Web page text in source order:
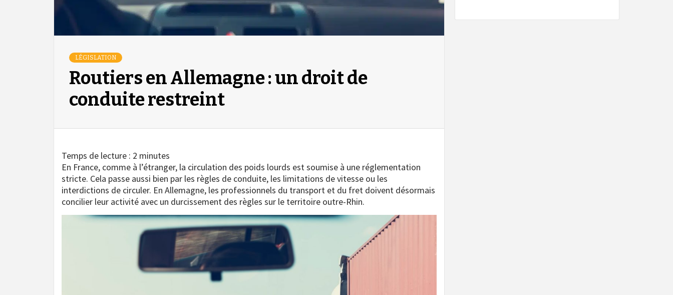
LÉGISLATION
Routiers en Allemagne : un droit de
conduite restreint
Temps de lecture : 2 minutes
En France, comme à l’étranger, la circulation des poids lourds est soumise à une réglementation
stricte. Cela passe aussi bien par les règles de conduite, les limitations de vitesse ou les
interdictions de circuler. En Allemagne, les professionnels du transport et du fret doivent désormais
concilier leur activité avec un durcissement des règles sur le territoire outre-Rhin.